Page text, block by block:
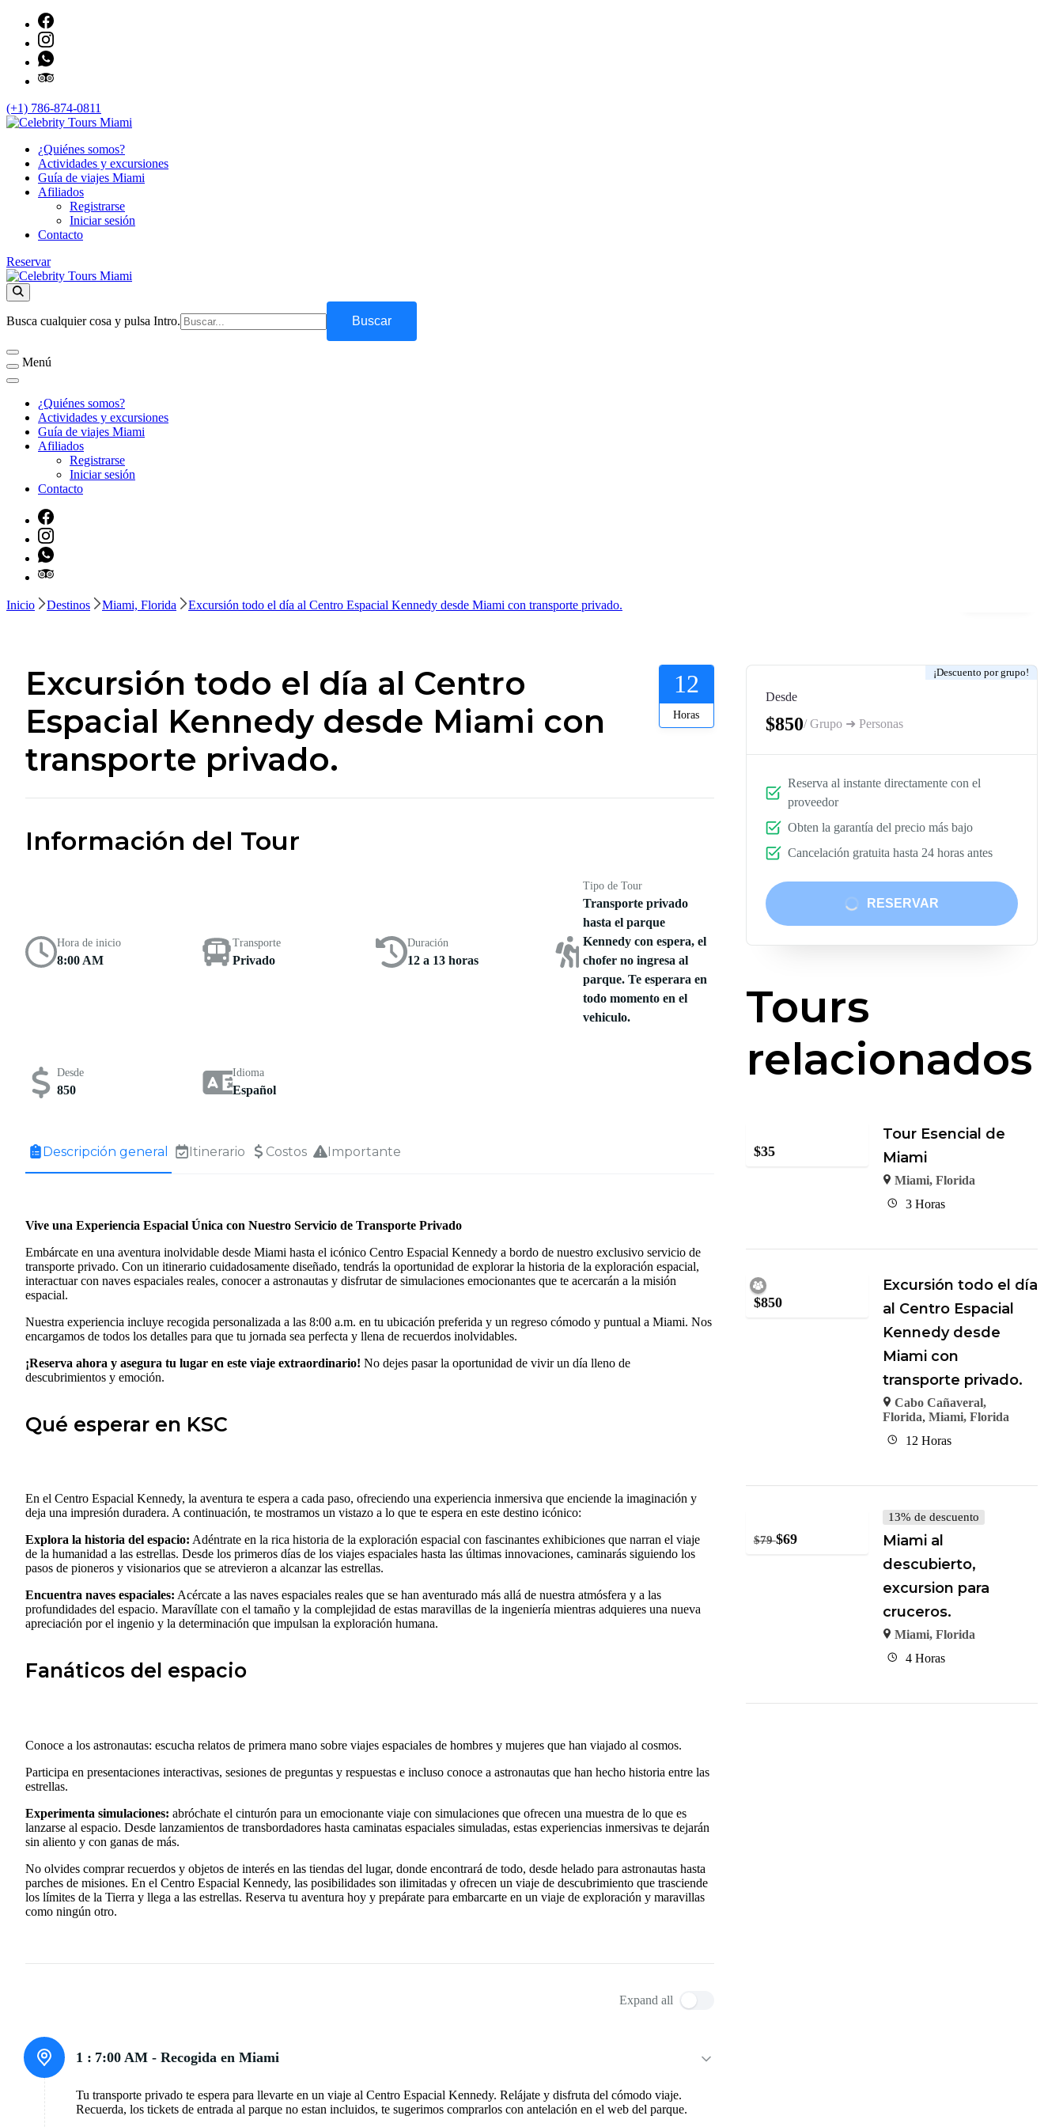
(+1) 786-874-0811
Celebrity Tours Miami
Actividades y excursiones en español por Miami
¿Quiénes somos?
Actividades y excursiones
Guía de viajes Miami
Afiliados
Registrarse
Iniciar sesión
Contacto
Reservar
Celebrity Tours Miami
Actividades y excursiones en español por Miami
Busca cualquier cosa y pulsa Intro.
Menú
¿Quiénes somos?
Actividades y excursiones
Guía de viajes Miami
Afiliados
Registrarse
Iniciar sesión
Contacto
Inicio Destinos Miami, Florida Excursión todo el día al Centro Espacial Kennedy desde Miami con transporte privado.
Excursión todo el día al Centro
Espacial Kennedy desde Miami con
transporte privado.
12
Horas
Información del Tour
Hora de inicio
8:00 AM
Transporte
Privado
Duración
12 a 13 horas
Tipo de Tour
Transporte privado
hasta el parque
Kennedy con espera, el
chofer no ingresa al
parque. Te esperara en
todo momento en el
vehiculo.
Desde
850
Idioma
Español
Descripción general Itinerario Costos Importante
Vive una Experiencia Espacial Única con Nuestro Servicio de Transporte Privado
Embárcate en una aventura inolvidable desde Miami hasta el icónico Centro Espacial Kennedy a bordo de nuestro exclusivo servicio de
transporte privado. Con un itinerario cuidadosamente diseñado, tendrás la oportunidad de explorar la historia de la exploración espacial,
interactuar con naves espaciales reales, conocer a astronautas y disfrutar de simulaciones emocionantes que te acercarán a la misión
espacial.
Nuestra experiencia incluye recogida personalizada a las 8:00 a.m. en tu ubicación preferida y un regreso cómodo y puntual a Miami. Nos
encargamos de todos los detalles para que tu jornada sea perfecta y llena de recuerdos inolvidables.
¡Reserva ahora y asegura tu lugar en este viaje extraordinario! No dejes pasar la oportunidad de vivir un día lleno de
descubrimientos y emoción.
Qué esperar en KSC
En el Centro Espacial Kennedy, la aventura te espera a cada paso, ofreciendo una experiencia inmersiva que enciende la imaginación y
deja una impresión duradera. A continuación, te mostramos un vistazo a lo que te espera en este destino icónico:
Explora la historia del espacio: Adéntrate en la rica historia de la exploración espacial con fascinantes exhibiciones que narran el viaje
de la humanidad a las estrellas. Desde los primeros días de los viajes espaciales hasta las últimas innovaciones, caminarás siguiendo los
pasos de pioneros y visionarios que se atrevieron a alcanzar las estrellas.
Encuentra naves espaciales: Acércate a las naves espaciales reales que se han aventurado más allá de nuestra atmósfera y a las
profundidades del espacio. Maravíllate con el tamaño y la complejidad de estas maravillas de la ingeniería mientras adquieres una nueva
apreciación por el ingenio y la determinación que impulsan la exploración humana.
Fanáticos del espacio
Conoce a los astronautas: escucha relatos de primera mano sobre viajes espaciales de hombres y mujeres que han viajado al cosmos.
Participa en presentaciones interactivas, sesiones de preguntas y respuestas e incluso conoce a astronautas que han hecho historia entre las
estrellas.
Experimenta simulaciones: abróchate el cinturón para un emocionante viaje con simulaciones que ofrecen una muestra de lo que es
lanzarse al espacio. Desde lanzamientos de transbordadores hasta caminatas espaciales simuladas, estas experiencias inmersivas te dejarán
sin aliento y con ganas de más.
No olvides comprar recuerdos y objetos de interés en las tiendas del lugar, donde encontrará de todo, desde helado para astronautas hasta
parches de misiones. En el Centro Espacial Kennedy, las posibilidades son ilimitadas y ofrecen un viaje de descubrimiento que trasciende
los límites de la Tierra y llega a las estrellas. Reserva tu aventura hoy y prepárate para embarcarte en un viaje de exploración y maravillas
como ningún otro.
Expand all
1 : 7:00 AM - Recogida en Miami
Tu transporte privado te espera para llevarte en un viaje al Centro Espacial Kennedy. Relájate y disfruta del cómodo viaje.
Recuerda, los tickets de entrada al parque no estan incluidos, te sugerimos comprarlos con antelación en el web del parque.
¡Descuento por grupo!
Desde
$850/ Grupo ➜ Personas
Reserva al instante directamente con el
proveedor
Obten la garantía del precio más bajo
Cancelación gratuita hasta 24 horas antes
RESERVAR
Tours
relacionados
$35
Tour Esencial de
Miami
Miami, Florida
3 Horas
$850
Excursión todo el día
al Centro Espacial
Kennedy desde
Miami con
transporte privado.
Cabo Cañaveral,
Florida, Miami, Florida
12 Horas
$79 $69
13% de descuento
Miami al
descubierto,
excursion para
cruceros.
Miami, Florida
4 Horas